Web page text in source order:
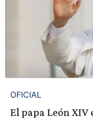
OFICIAL
El papa León